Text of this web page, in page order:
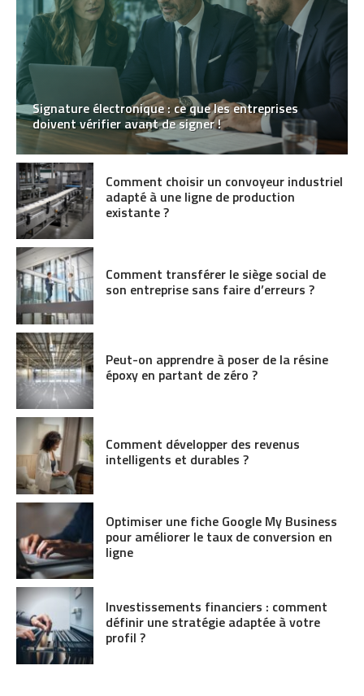
Signature électronique : ce que les entreprises
doivent vérifier avant de signer !
Comment choisir un convoyeur industriel
adapté à une ligne de production
existante ?
Comment transférer le siège social de
son entreprise sans faire d’erreurs ?
Peut-on apprendre à poser de la résine
époxy en partant de zéro ?
Comment développer des revenus
intelligents et durables ?
Optimiser une fiche Google My Business
pour améliorer le taux de conversion en
ligne
Investissements financiers : comment
définir une stratégie adaptée à votre
profil ?